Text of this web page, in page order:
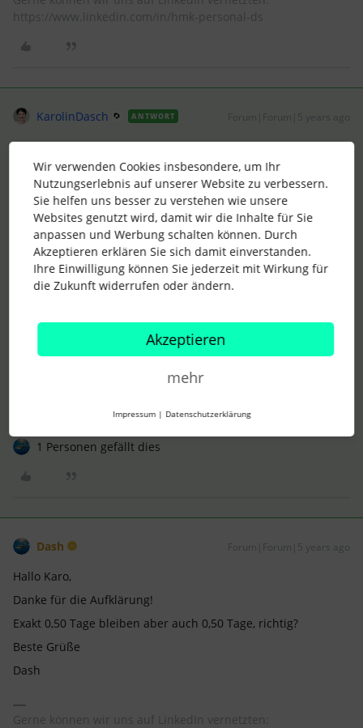
https://www.linkedin.com/in/hmk-personal-ds
KarolinDasch ANTWORT
Guten Morgen@Dash,
grundsätzlich werden jährliche Ansprüche, die mindestens
einen halben Tag ergeben, automatisch aufgerundet. So
werden zum Beispiel aus 24,8 Tagen in Personio 25 Tage. Ist
dagegen der Anspruch weniger als 0,5 wird er mit zwei
Dezimalstellen abgebildet (z.B. 14,22 Tage = 14,22 Tage).
Ausnahmen hiervon bestehen zum Beispiel, sofern
Vertragsendeoder einEnde des
ArbeitsverhältnissesimMitarbeiterprofilhinterlegt ist. In diesen
Wenn man von dieser Logik abweichen möchte, hat man wie
Du schon sagst natürlich jederzeit die Möglichkeit, die
1 Personen gefällt dies
Dash Forum|Forum|5 years ago
Hallo Karo,
Danke für die Aufklärung!
Exakt 0,50 Tage bleiben aber auch 0,50 Tage, richtig?
Beste Grüße
Dash
Gerne können wir uns auf LinkedIn vernetzten:
Wir verwenden Cookies insbesondere, um Ihr
Nutzungserlebnis auf unserer Website zu verbessern.
Sie helfen uns besser zu verstehen wie unsere
Websites genutzt wird, damit wir die Inhalte für Sie
anpassen und Werbung schalten können. Durch
Akzeptieren erklären Sie sich damit einverstanden.
Ihre Einwilligung können Sie jederzeit mit Wirkung für
die Zukunft widerrufen oder ändern.
Akzeptieren
mehr
Impressum | Datenschutzerklärung